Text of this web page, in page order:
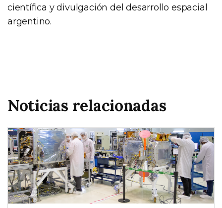
científica y divulgación del desarrollo espacial
argentino.
Noticias relacionadas